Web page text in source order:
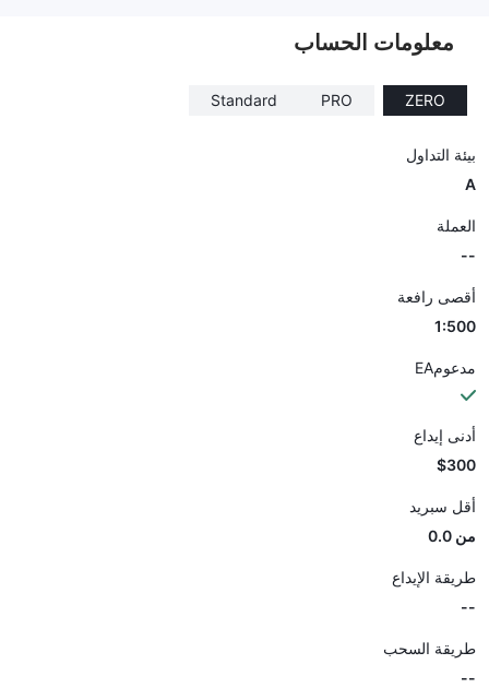
معلومات الحساب
ZERO
PRO
Standard
بيئة التداول
A
العملة
--
أقصى رافعة
1:500
مدعومEA
أدنى إيداع
$300
أقل سبريد
من 0.0
طريقة الإيداع
--
طريقة السحب
--